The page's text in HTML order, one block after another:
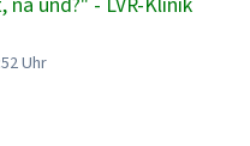
Uhr